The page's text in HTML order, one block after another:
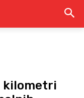
kilometri